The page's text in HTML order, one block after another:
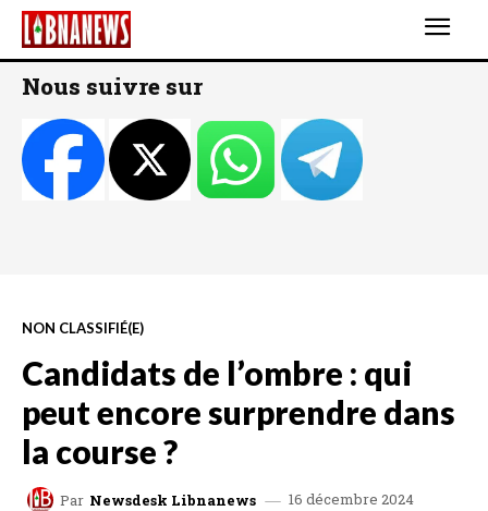
Nous suivre sur
NON CLASSIFIÉ(E)
Candidats de l’ombre : qui
peut encore surprendre dans
la course ?
Par Newsdesk Libnanews 16 décembre 2024